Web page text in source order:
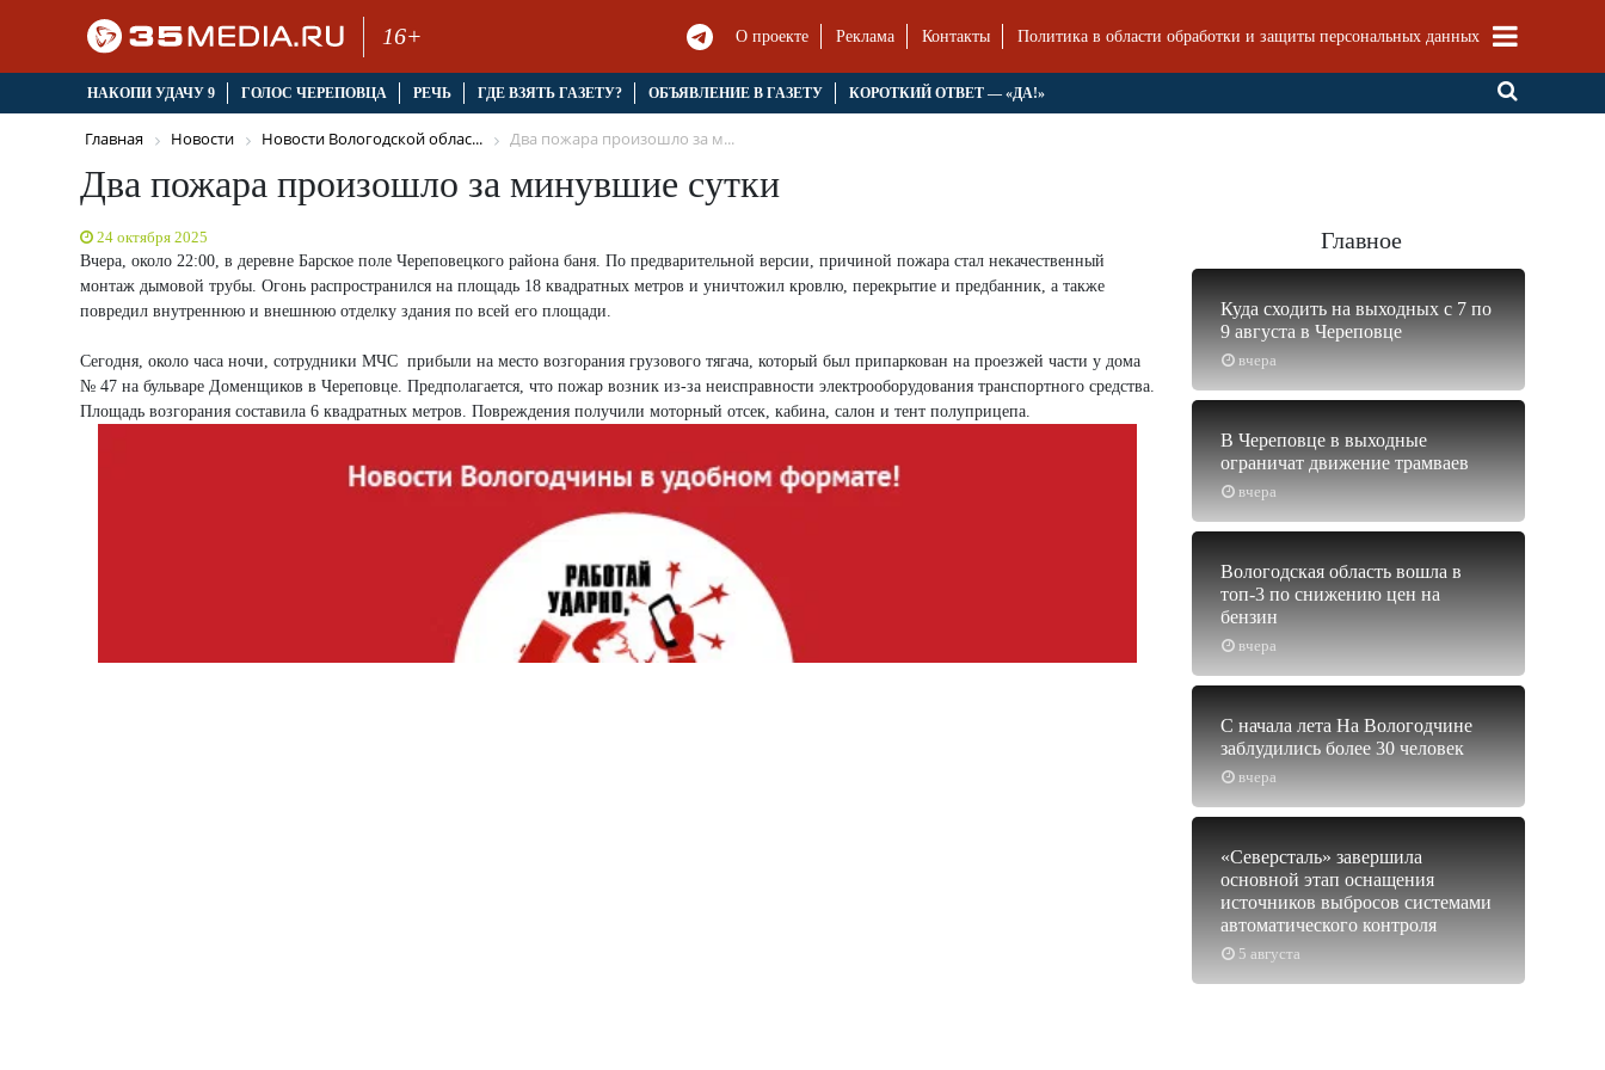
16+ О проекте Реклама Контакты Политика в области обработки и защиты персональных данных
НАКОПИ УДАЧУ 9 ГОЛОС ЧЕРЕПОВЦА РЕЧЬ ГДЕ ВЗЯТЬ ГАЗЕТУ? ОБЪЯВЛЕНИЕ В ГАЗЕТУ КОРОТКИЙ ОТВЕТ — «ДА!»
Главная Новости Новости Вологодской облас... Два пожара произошло за м...
Два пожара произошло за минувшие сутки
24 октября 2025
Вчера, около 22:00, в деревне Барское поле Череповецкого района баня. По предварительной версии, причиной пожара стал некачественный
монтаж дымовой трубы. Огонь распространился на площадь 18 квадратных метров и уничтожил кровлю, перекрытие и предбанник, а также
повредил внутреннюю и внешнюю отделку здания по всей его площади.
Сегодня, около часа ночи, сотрудники МЧС прибыли на место возгорания грузового тягача, который был припаркован на проезжей части у дома
№ 47 на бульваре Доменщиков в Череповце. Предполагается, что пожар возник из-за неисправности электрооборудования транспортного средства.
Площадь возгорания составила 6 квадратных метров. Повреждения получили моторный отсек, кабина, салон и тент полуприцепа.
Главное
вчера
Куда сходить на выходных с 7 по
9 августа в Череповце
вчера
В Череповце в выходные
ограничат движение трамваев
вчера
Вологодская область вошла в
топ-3 по снижению цен на
бензин
вчера
С начала лета На Вологодчине
заблудились более 30 человек
5 августа
«Северсталь» завершила
основной этап оснащения
источников выбросов системами
автоматического контроля